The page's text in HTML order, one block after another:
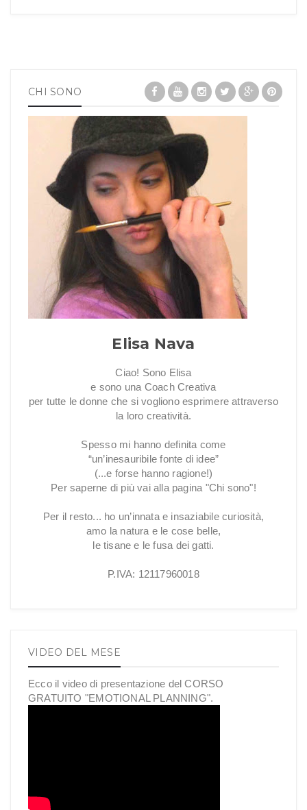
CHI SONO
Elisa Nava
Ciao! Sono Elisa
e sono una Coach Creativa
per tutte le donne che si vogliono esprimere attraverso
la loro creatività.
Spesso mi hanno definita come
“un’inesauribile fonte di idee”
(...e forse hanno ragione!)
Per saperne di più vai alla pagina "Chi sono"!
Per il resto... ho un’innata e insaziabile curiosità,
amo la natura e le cose belle,
le tisane e le fusa dei gatti.
P.IVA: 12117960018
VIDEO DEL MESE
Ecco il video di presentazione del CORSO
GRATUITO "EMOTIONAL PLANNING".